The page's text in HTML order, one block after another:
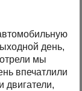
день,
мы
впечатлили
двигатели,